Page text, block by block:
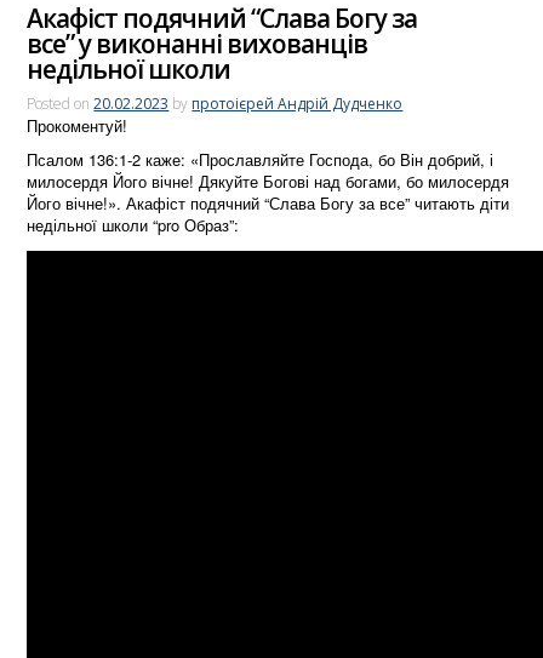
Акафіст подячний “Слава Богу за
все” у виконанні вихованців
недільної школи
Posted on20.02.2023 by протоієрей Андрій Дудченко
Прокоментуй!
Псалом 136:1-2 каже: «Прославляйте Господа, бо Він добрий, і
милосердя Його вічне! Дякуйте Богові над богами, бо милосердя
Його вічне!». Акафіст подячний “Слава Богу за все” читають діти
недільної школи “pro Образ”: